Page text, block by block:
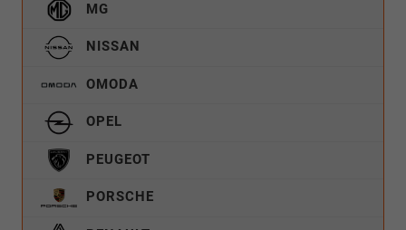
MG
NISSAN
OMODA
OPEL
PEUGEOT
PORSCHE